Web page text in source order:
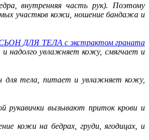
внутренняя часть рук). Поэтому
участков кожи, ношение бандажа и
ДЛЯ ТЕЛА с экстрактом граната
и надолго увлажняет кожу, смягчает и
для тела, питает и увлажняет кожу,
рукавички вызывают приток крови и
кожи на бедрах, груди, ягодицах, и